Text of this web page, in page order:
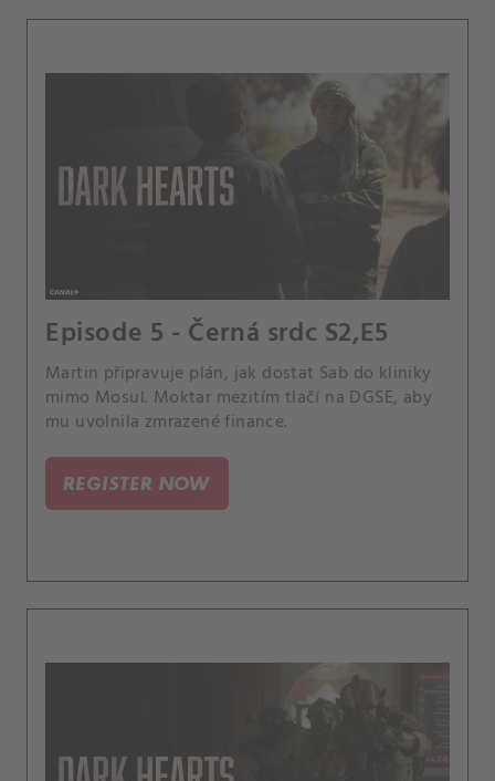
Episode 5 - Černá srdc S2,E5
Martin připravuje plán, jak dostat Sab do kliniky
mimo Mosul. Moktar mezitím tlačí na DGSE, aby
mu uvolnila zmrazené finance.
REGISTER NOW